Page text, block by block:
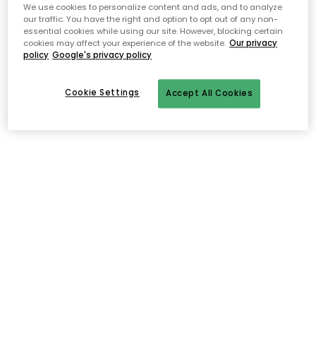
We use cookies to personalize content and ads, and to analyze
our traffic. You have the right and option to opt out of any non-
essential cookies while using our site. However, blocking certain
cookies may affect your experience of the website. Our privacy
policy Google's privacy policy
Accept All Cookies
Cookie Settings